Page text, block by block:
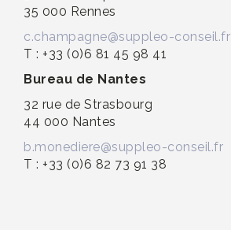
35 000 Rennes
c.champagne@suppleo-conseil.fr
T : +33 (0)6 81 45 98 41
Bureau de Nantes
32 rue de Strasbourg
44 000 Nantes
b.monediere@suppleo-conseil.fr
T : +33 (0)6 82 73 91 38